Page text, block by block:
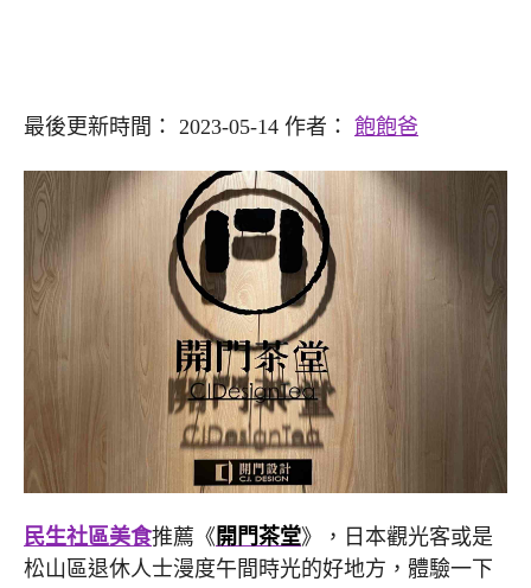
最後更新時間： 2023-05-14 作者： 飽飽爸
民生社區美食推薦《 開門茶堂》，日本觀光客或是
松山區退休人士漫度午間時光的好地方，體驗一下